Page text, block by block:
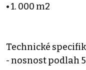
• 1. 000 m2
Technické
- nosnost podlah